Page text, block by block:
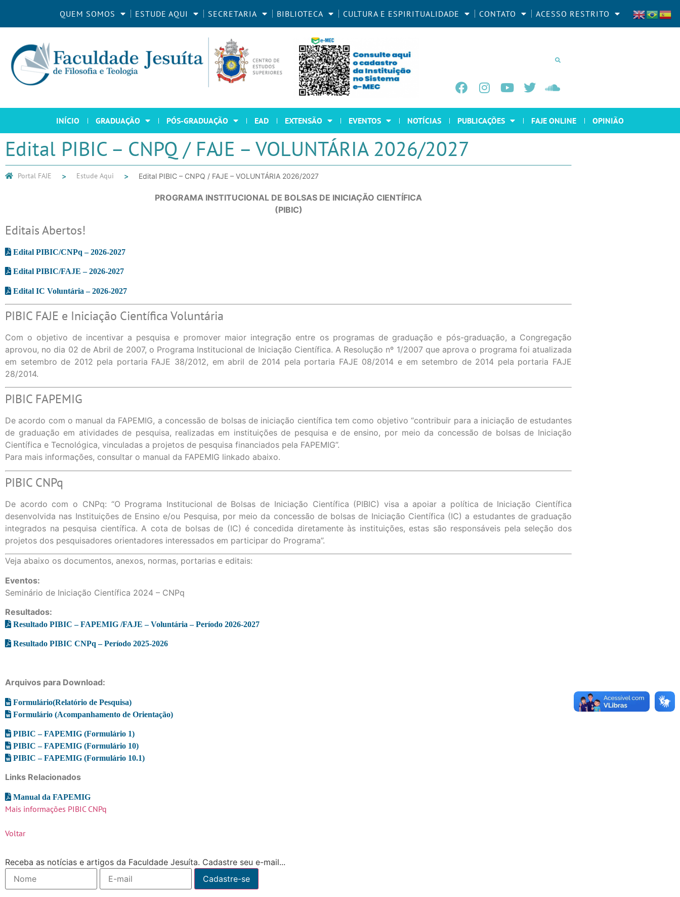
QUEM SOMOS ESTUDE AQUI SECRETARIA BIBLIOTECA CULTURA E ESPIRITUALIDADE CONTATO ACESSO RESTRITO
INÍCIO GRADUAÇÃO PÓS-GRADUAÇÃO EAD EXTENSÃO EVENTOS NOTÍCIAS PUBLICAÇÕES FAJE ONLINE OPINIÃO
Edital PIBIC – CNPQ / FAJE – VOLUNTÁRIA 2026/2027
Portal FAJE Estude Aqui Edital PIBIC – CNPQ / FAJE – VOLUNTÁRIA 2026/2027
PROGRAMA INSTITUCIONAL DE BOLSAS DE INICIAÇÃO CIENTÍFICA
(PIBIC)
Editais Abertos!
Edital PIBIC/CNPq – 2026-2027
Edital PIBIC/FAJE – 2026-2027
Edital IC Voluntária – 2026-2027
PIBIC FAJE e Iniciação Científica Voluntária
Com o objetivo de incentivar a pesquisa e promover maior integração entre os programas de graduação e pós-graduação, a Congregação
aprovou, no dia 02 de Abril de 2007, o Programa Institucional de Iniciação Científica. A Resolução nº 1/2007 que aprova o programa foi atualizada
em setembro de 2012 pela portaria FAJE 38/2012, em abril de 2014 pela portaria FAJE 08/2014 e em setembro de 2014 pela portaria FAJE
28/2014.
PIBIC FAPEMIG
De acordo com o manual da FAPEMIG, a concessão de bolsas de iniciação científica tem como objetivo “contribuir para a iniciação de estudantes
de graduação em atividades de pesquisa, realizadas em instituições de pesquisa e de ensino, por meio da concessão de bolsas de Iniciação
Científica e Tecnológica, vinculadas a projetos de pesquisa financiados pela FAPEMIG”.
Para mais informações, consultar o manual da FAPEMIG linkado abaixo.
PIBIC CNPq
De acordo com o CNPq: “O Programa Institucional de Bolsas de Iniciação Científica (PIBIC) visa a apoiar a política de Iniciação Científica
desenvolvida nas Instituições de Ensino e/ou Pesquisa, por meio da concessão de bolsas de Iniciação Científica (IC) a estudantes de graduação
integrados na pesquisa científica. A cota de bolsas de (IC) é concedida diretamente às instituições, estas são responsáveis pela seleção dos
projetos dos pesquisadores orientadores interessados em participar do Programa”.
Veja abaixo os documentos, anexos, normas, portarias e editais:
Eventos:
Seminário de Iniciação Científica 2024 – CNPq
Resultados:
Resultado PIBIC – FAPEMIG /FAJE – Voluntária – Período 2026-2027
Resultado PIBIC CNPq – Período 2025-2026
Arquivos para Download:
Formulário(Relatório de Pesquisa)
Formulário (Acompanhamento de Orientação)
PIBIC – FAPEMIG (Formulário 1)
PIBIC – FAPEMIG (Formulário 10)
PIBIC – FAPEMIG (Formulário 10.1)
Links Relacionados
Manual da FAPEMIG
Mais informações PIBIC CNPq
Voltar
Receba as notícias e artigos da Faculdade Jesuíta. Cadastre seu e-mail...